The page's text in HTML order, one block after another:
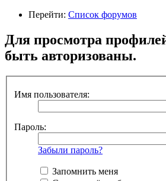
Перейти: Список форумов
Для просмотра
быть авторизованы.
Имя пользователя:
Пароль:
Забыли пароль?
Запомнить меня